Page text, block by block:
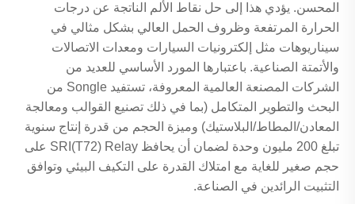
المحسن. يؤدي هذا إلى حل نقاط الألم الناتجة عن درجات
الحرارة المرتفعة وظروف الحمل العالي بشكل مثالي في
سيناريوهات مثل إلكترونيات السيارات ومعدات الاتصالات
والأتمتة الصناعية. باعتبارها المورد الأساسي للعديد من
الشركات المصنعة العالمية المعروفة، تستفيد Songle من
البحث والتطوير المتكامل (بما في ذلك تصنيع القوالب ومعالجة
المعادن/المطاط/البلاستيك) وميزة الحجم من قدرة إنتاج سنوية
تبلغ 200 مليون وحدة لضمان أن يحافظ SRI(T72) Relay على
حجم صغير للغاية مع امتلاك القدرة على التكيف البيئي وتوافق
التثبيت الرائدين في الصناعة.